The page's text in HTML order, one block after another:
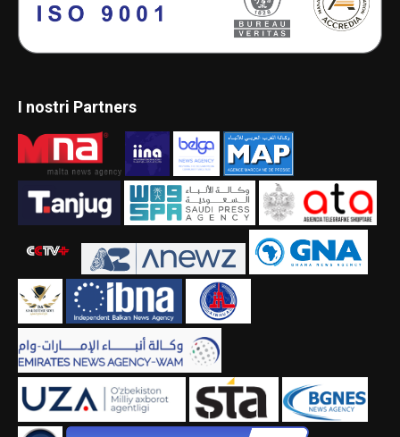
I nostri Partners